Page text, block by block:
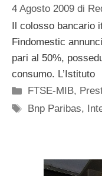
4 Agosto 2009 di
Il colosso bancario
Findomestic
pari al 50%,
consumo. L’Istituto
Categorie
FTSE-MIB,
Tag
Bnp Paribas,